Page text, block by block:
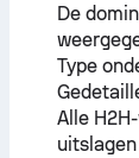
De
Type
Alle
uitslagen